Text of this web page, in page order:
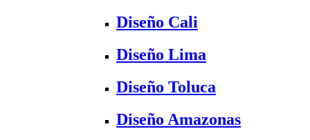
Diseño Cali
Diseño Lima
Diseño Toluca
Diseño Amazonas